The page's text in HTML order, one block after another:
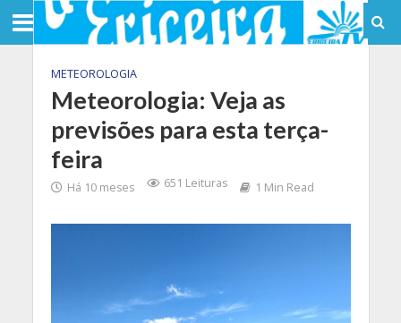
METEOROLOGIA
Meteorologia: Veja as
previsões para esta terça-
feira
Há 10 meses 651 Leituras 1 Min Read